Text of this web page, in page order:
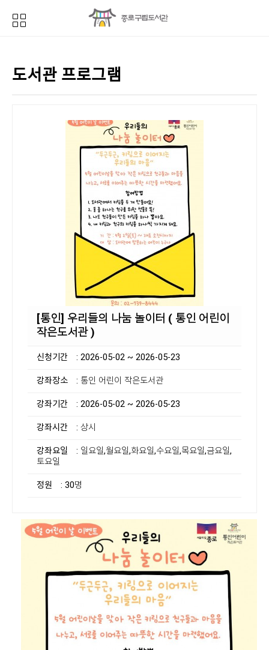
도서관 프로그램
[통인] 우리들의 나눔 놀이터 ( 통인 어린이
작은도서관 )
신청기간 : 2026-05-02 ~ 2026-05-23
강좌장소 : 통인 어린이 작은도서관
강좌기간 : 2026-05-02 ~ 2026-05-23
강좌시간 : 상시
강좌요일
: 일요일,월요일,화요일,수요일,목요일,금요일,
토요일
정원 : 30명